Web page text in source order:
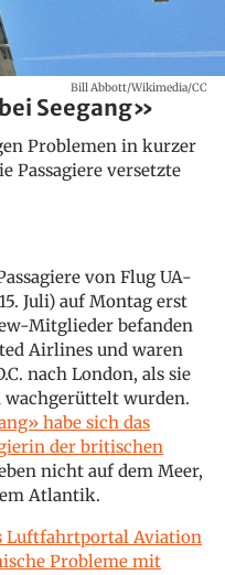
Bill Abbott/Wikimedia/CC
Seegang»
Problemen in kurzer
Passagiere versetzte
von Flug UA-
Juli) auf Montag erst
Mitglieder befanden
Airlines und waren
nach London, als sie
wurden.
habe sich das
der britischen
nicht auf dem Meer,
Atlantik.
Luftfahrtportal Aviation
Probleme mit